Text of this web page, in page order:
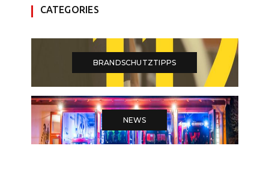
CATEGORIES
BRANDSCHUTZTIPPS
NEWS